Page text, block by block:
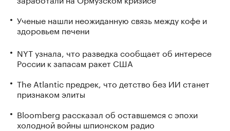
Ученые нашли неожиданную связь между кофе и
здоровьем печени
NYT узнала, что разведка сообщает об интересе
России к запасам ракет США
The Atlantic предрек, что детство без ИИ станет
признаком элиты
Bloomberg рассказал об оставшемся с эпохи
холодной войны шпионском радио